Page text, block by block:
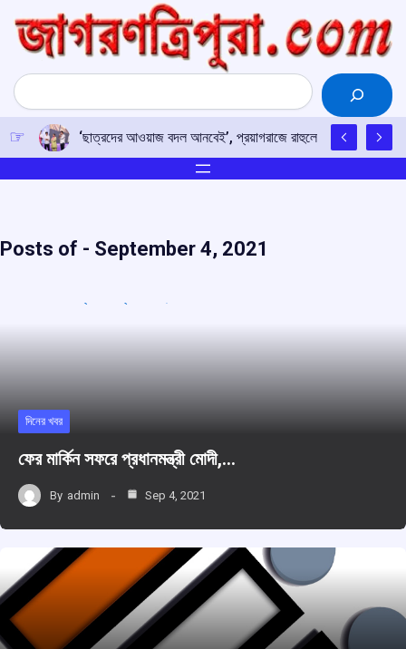
content
Search
‘ছাত্রদের আওয়াজ বদল আনবেই’, প্রয়াগরাজে রাহুলের হুঙ্কার
Posts of - September 4, 2021
দিনের খবর
ফের মার্কিন সফরে প্রধানমন্ত্রী মোদী,…
By admin Sep 4, 2021